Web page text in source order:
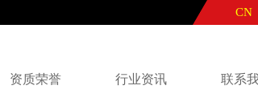
CN
资质荣誉 行业资讯 联系